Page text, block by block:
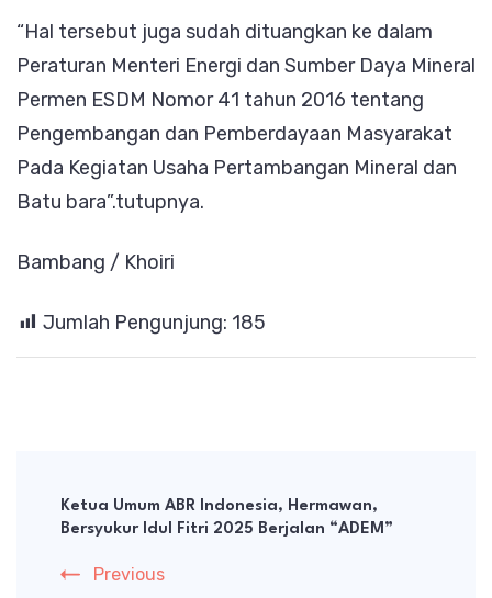
“Hal tersebut juga sudah dituangkan ke dalam
Peraturan Menteri Energi dan Sumber Daya Mineral
Permen ESDM Nomor 41 tahun 2016 tentang
Pengembangan dan Pemberdayaan Masyarakat
Pada Kegiatan Usaha Pertambangan Mineral dan
Batu bara”.tutupnya.
Bambang / Khoiri
Jumlah Pengunjung: 185
Navigation
Ketua Umum ABR Indonesia, Hermawan,
Bersyukur Idul Fitri 2025 Berjalan “ADEM”
Previous